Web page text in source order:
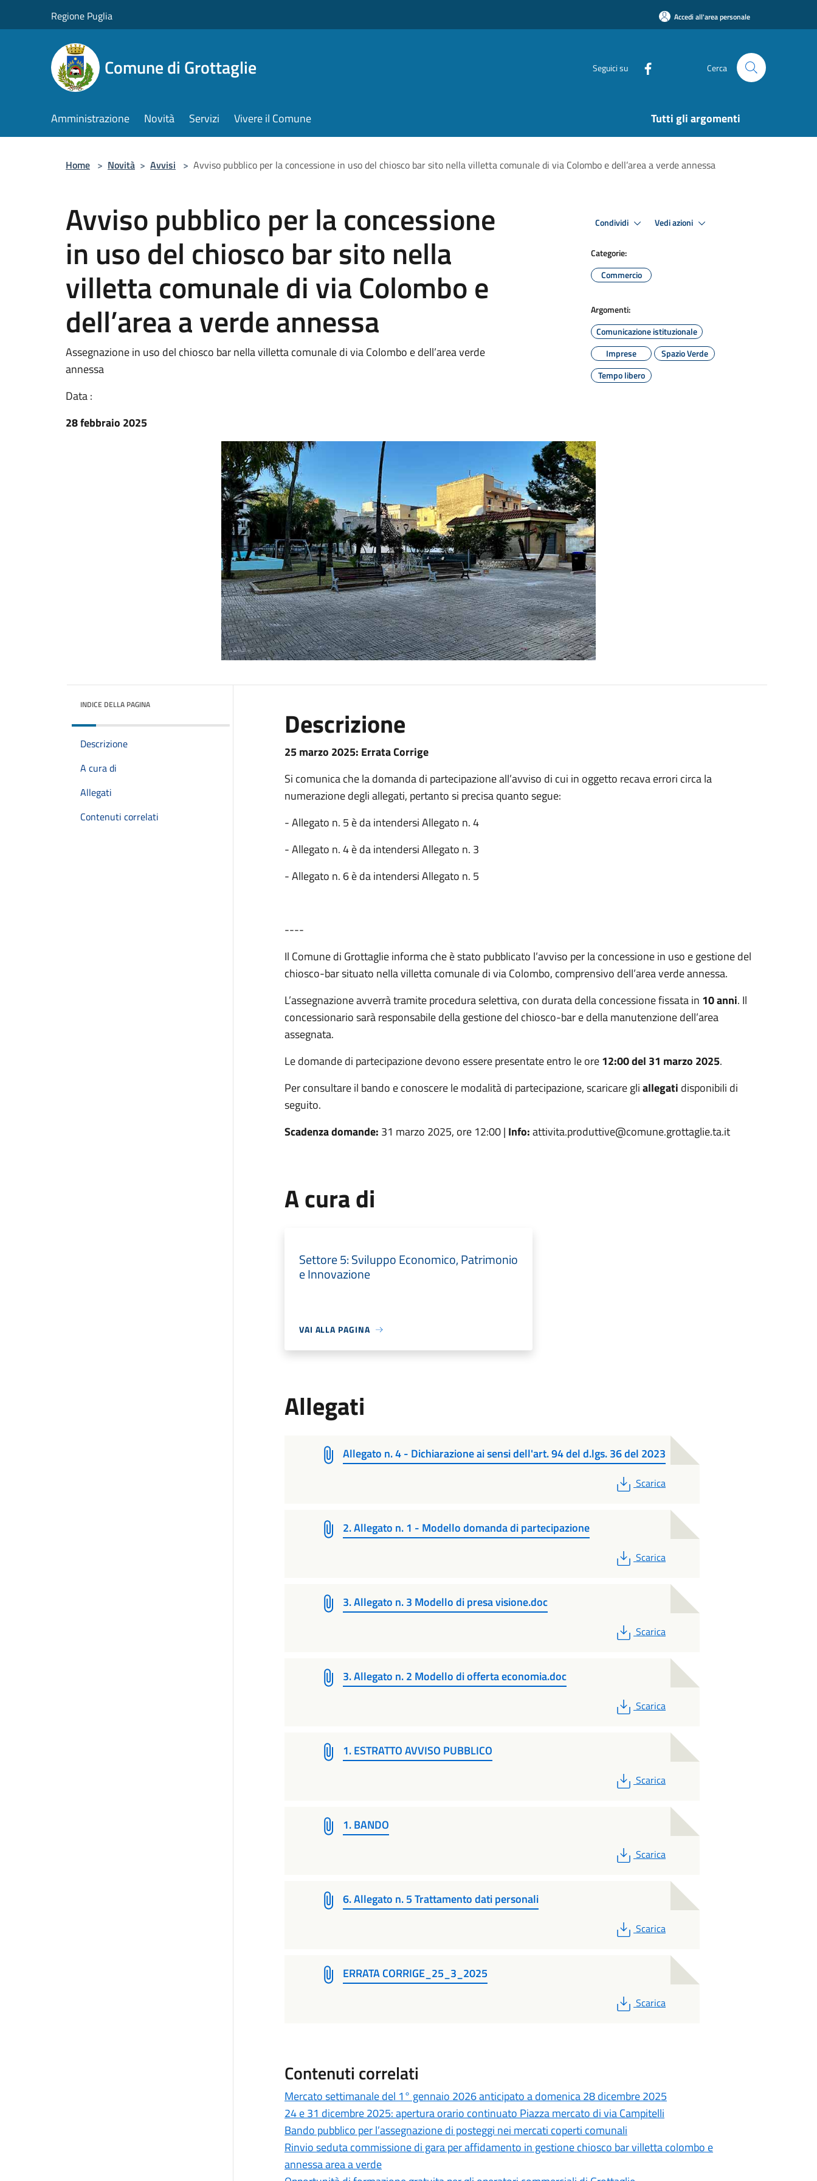
Regione Puglia Accedi all'area personale
Comune di Grottaglie Seguici su Cerca
Amministrazione Novità Servizi Vivere il Comune Tutti gli argomenti
Home > Novità > Avvisi > Avviso pubblico per la concessione in uso del chiosco bar sito nella villetta comunale di via Colombo e dell’area a verde annessa
Avviso pubblico per la concessione
in uso del chiosco bar sito nella
villetta comunale di via Colombo e
dell’area a verde annessa
Assegnazione in uso del chiosco bar nella villetta comunale di via Colombo e dell’area verde
annessa
Data :
28 febbraio 2025
Condividi Vedi azioni
Categorie:
Commercio
Argomenti:
Comunicazione istituzionale
Imprese
Spazio Verde
Tempo libero
INDICE DELLA PAGINA
Descrizione
A cura di
Allegati
Contenuti correlati
Descrizione
25 marzo 2025: Errata Corrige
Si comunica che la domanda di partecipazione all’avviso di cui in oggetto recava errori circa la
numerazione degli allegati, pertanto si precisa quanto segue:
- Allegato n. 5 è da intendersi Allegato n. 4
- Allegato n. 4 è da intendersi Allegato n. 3
- Allegato n. 6 è da intendersi Allegato n. 5
----
Il Comune di Grottaglie informa che è stato pubblicato l’avviso per la concessione in uso e gestione del
chiosco-bar situato nella villetta comunale di via Colombo, comprensivo dell’area verde annessa.
L’assegnazione avverrà tramite procedura selettiva, con durata della concessione fissata in 10 anni. Il
concessionario sarà responsabile della gestione del chiosco-bar e della manutenzione dell’area
assegnata.
Le domande di partecipazione devono essere presentate entro le ore12:00 del 31 marzo 2025.
Per consultare il bando e conoscere le modalità di partecipazione, scaricare gliallegati disponibili di
seguito.
Scadenza domande: 31 marzo 2025, ore 12:00 | Info:attivita.produttive@comune.grottaglie.ta.it
A cura di
Settore 5: Sviluppo Economico, Patrimonio
e Innovazione
VAI ALLA PAGINA
Allegati
Allegato n. 4 - Dichiarazione ai sensi dell'art. 94 del d.lgs. 36 del 2023
PDF
Scarica
2. Allegato n. 1 - Modello domanda di partecipazione
PDF
Scarica
3. Allegato n. 3 Modello di presa visione.doc
PDF
Scarica
3. Allegato n. 2 Modello di offerta economia.doc
PDF
Scarica
1. ESTRATTO AVVISO PUBBLICO
PDF
Scarica
1. BANDO
PDF
Scarica
6. Allegato n. 5 Trattamento dati personali
PDF
Scarica
ERRATA CORRIGE_25_3_2025
PDF
Scarica
Contenuti correlati
Mercato settimanale del 1° gennaio 2026 anticipato a domenica 28 dicembre 2025
24 e 31 dicembre 2025: apertura orario continuato Piazza mercato di via Campitelli
Bando pubblico per l’assegnazione di posteggi nei mercati coperti comunali
Rinvio seduta commissione di gara per affidamento in gestione chiosco bar villetta colombo e
annessa area a verde